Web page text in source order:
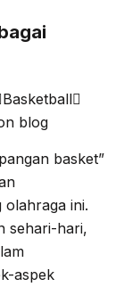
basket”
olahraga ini.
sehari-hari,
aspek